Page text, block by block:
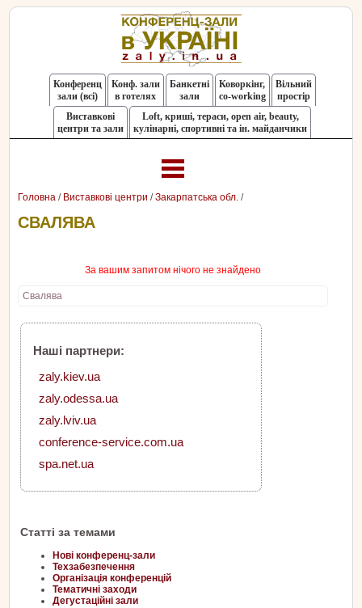
Конференц
зали (всі)
Конф. зали
в готелях
Банкетні
зали
Коворкінг,
co-working
Вільний
простір
Виставкові
центри та зали
Loft, криші, тераси, оpen air, beauty,
кулінарні, спортивні та ін. майданчики
Головна / Виставкові центри /Закарпатська обл. /
СВАЛЯВА
За вашим запитом нічого не знайдено
Свалява
Наші партнери:
zaly.kiev.ua
zaly.odessa.ua
zaly.lviv.ua
conference-service.com.ua
spa.net.ua
Статті за темами
Нові конференц-зали
Техзабезпечення
Організація конференцій
Тематичні заходи
Дегустаційні зали